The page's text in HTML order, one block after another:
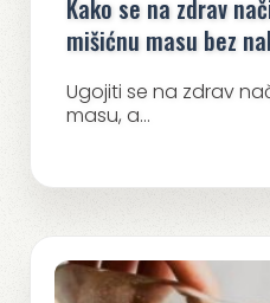
Kako se na zdrav
mišićnu masu bez
Ugojiti se na zdrav
masu, a...